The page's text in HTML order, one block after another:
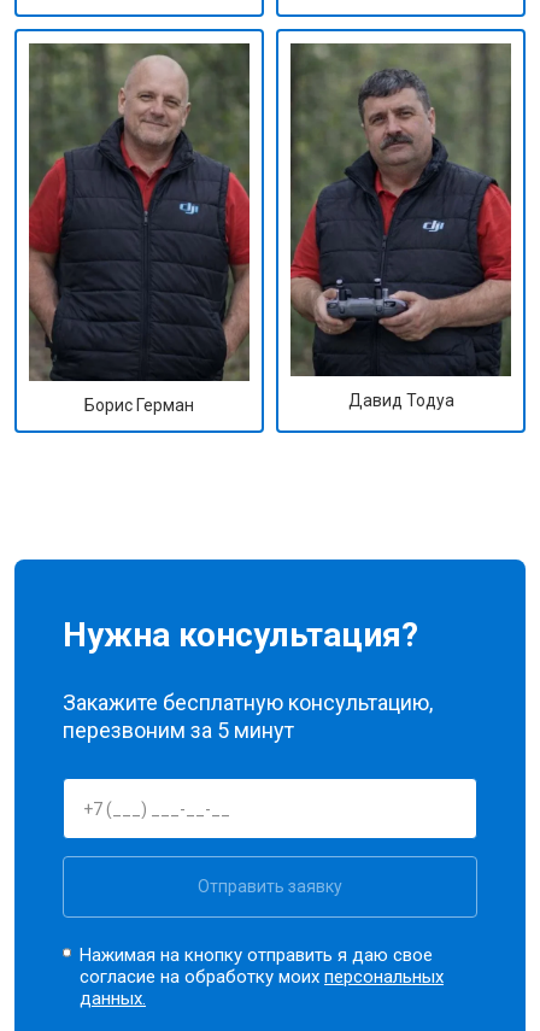
Борис Герман Давид Тодуа
Нужна консультация?
Закажите бесплатную консультацию,
перезвоним за 5 минут
Отправить заявку
Нажимая на кнопку отправить я даю свое
согласие на обработку моихперсональных
данных.